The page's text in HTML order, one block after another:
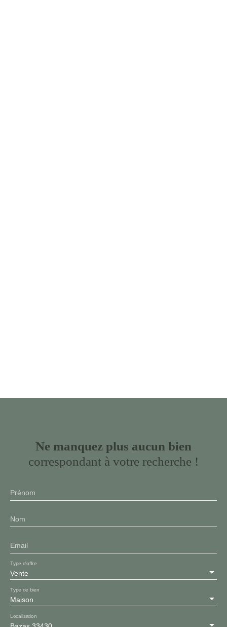
Ne manquez plus aucun bien
correspondant à votre recherche !
Prénom
Nom
Email
Vente
Type d'offre
Maison
Type de bien
Localisation